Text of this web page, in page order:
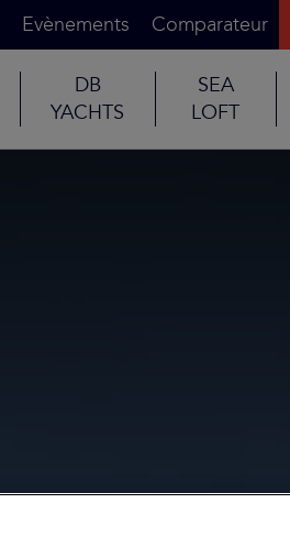
Evènements Comparateur
DB
YACHTS
SEA
LOFT